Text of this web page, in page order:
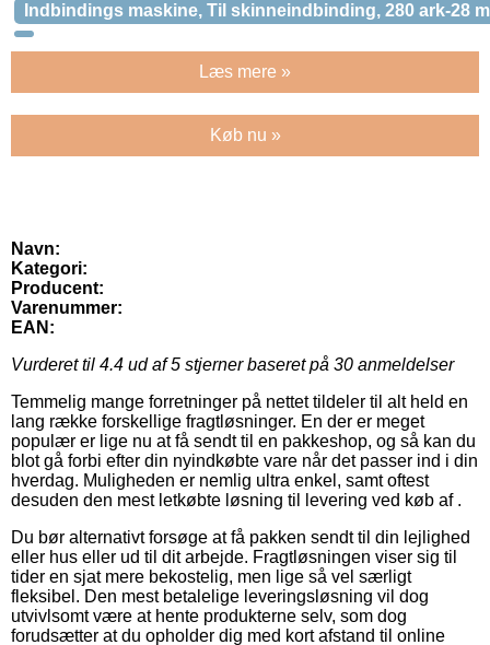
Indbindings maskine, Til skinneindbinding, 280 ark-28
Læs mere »
Køb nu »
Navn:
Kategori:
Producent:
Varenummer:
EAN:
Vurderet til 4.4 ud af 5 stjerner baseret på 30 anmeldelser
Temmelig mange forretninger på nettet tildeler til alt held en
lang række forskellige fragtløsninger. En der er meget
populær er lige nu at få sendt til en pakkeshop, og så kan du
blot gå forbi efter din nyindkøbte vare når det passer ind i din
hverdag. Muligheden er nemlig ultra enkel, samt oftest
desuden den mest letkøbte løsning til levering ved køb af .
Du bør alternativt forsøge at få pakken sendt til din lejlighed
eller hus eller ud til dit arbejde. Fragtløsningen viser sig til
tider en sjat mere bekostelig, men lige så vel særligt
fleksibel. Den mest betalelige leveringsløsning vil dog
utvivlsomt være at hente produkterne selv, som dog
forudsætter at du opholder dig med kort afstand til online